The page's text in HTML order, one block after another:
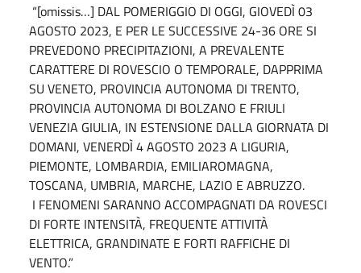
“[omissis…] DAL POMERIGGIO DI OGGI, GIOVEDÌ 03
AGOSTO 2023, E PER LE SUCCESSIVE 24-36 ORE SI
PREVEDONO PRECIPITAZIONI, A PREVALENTE
CARATTERE DI ROVESCIO O TEMPORALE, DAPPRIMA
SU VENETO, PROVINCIA AUTONOMA DI TRENTO,
PROVINCIA AUTONOMA DI BOLZANO E FRIULI
VENEZIA GIULIA, IN ESTENSIONE DALLA GIORNATA DI
DOMANI, VENERDÌ 4 AGOSTO 2023 A LIGURIA,
PIEMONTE, LOMBARDIA, EMILIAROMAGNA,
TOSCANA, UMBRIA, MARCHE, LAZIO E ABRUZZO.
I FENOMENI SARANNO ACCOMPAGNATI DA ROVESCI
DI FORTE INTENSITÀ, FREQUENTE ATTIVITÀ
ELETTRICA, GRANDINATE E FORTI RAFFICHE DI
VENTO.”